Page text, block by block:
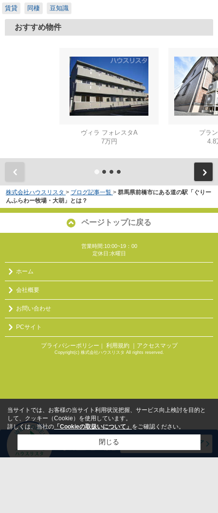
賃貸
同棲 豆知識
おすすめ物件
ヴィラ フォレスタA
7万円
プラ
4.8
株式会社ハウスリスタ > ブログ記事一覧 > 群馬県前橋市にある道の駅「ぐりー
んふらわー牧場・大胡」とは？
ページトップに戻る
営業時間:10:00~19：00
定休日:水曜日
ホーム
会社概要
お問い合わせ
PCサイト
プライバシーポリシー ｜ 利用規約 ｜アクセスマップ
Copyright(c) 株式会社ハウスリスタ All rights reserved.
当サイトでは、お客様の当サイト利用状況把握、サービス向上検討を目的と
して、クッキー（Cookie）を使用しています。
詳しくは、当社の 「Cookieの取扱いについて」 をご確認ください。
閉じる